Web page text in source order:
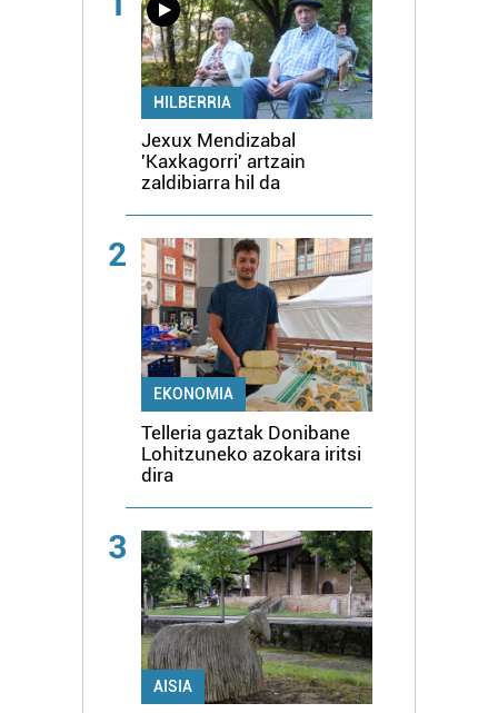
HILBERRIA
Jexux Mendizabal
'Kaxkagorri' artzain
zaldibiarra hil da
2
EKONOMIA
Telleria gaztak Donibane
Lohitzuneko azokara iritsi
dira
3
AISIA